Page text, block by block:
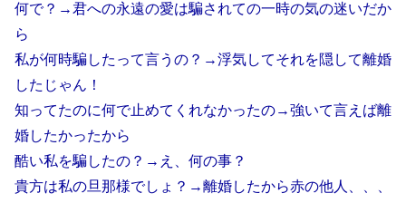
何で？→君への永遠の愛は騙されての一時の気の迷いだか
ら
私が何時騙したって言うの？→浮気してそれを隠して離婚
したじゃん！
知ってたのに何で止めてくれなかったの→強いて言えば離
婚したかったから
酷い私を騙したの？→え、何の事？
貴方は私の旦那様でしょ？→離婚したから赤の他人、、、